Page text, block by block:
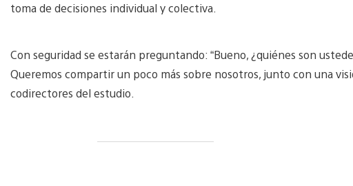
toma de decisiones individual y colectiva.
Con seguridad se estarán preguntando: “Bueno, ¿quiénes son
Queremos compartir un poco más sobre nosotros, junto con una
codirectores del estudio.